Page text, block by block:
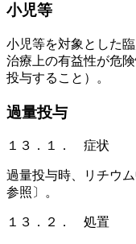
小児等
小児等を対象とした
治療上の有益性が危
投与すること）。
過量投与
１３．１． 症状
過量投与時、リチウ
参照〕。
１３．２． 処置